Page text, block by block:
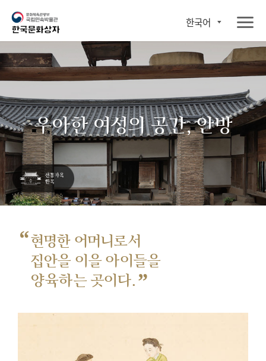
한국어
우아한 여성의 공간, 안방
“현명한 어머니로서
집안을 이을 아이들을
양육하는 곳이다. ”